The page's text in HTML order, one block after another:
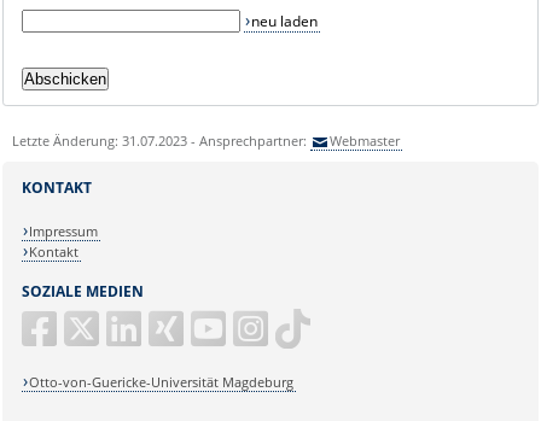
neu laden
Letzte Änderung: 31.07.2023 - Ansprechpartner: Webmaster
SOZIALE MEDIEN
Otto-von-Guericke-Universität Magdeburg
KONTAKT
Impressum
Kontakt